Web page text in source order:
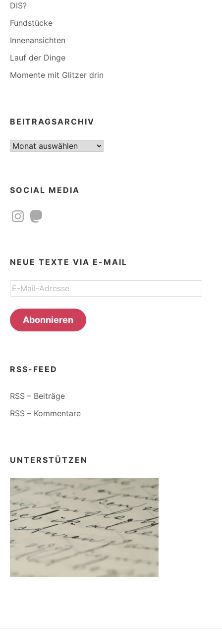
DIS?
Fundstücke
Innenansichten
Lauf der Dinge
Momente mit Glitzer drin
BEITRAGSARCHIV
Beitragsarchiv
SOCIAL MEDIA
InstagramMastodon
NEUE TEXTE VIA E-MAIL
E-
Mail-
Adresse
Abonnieren
RSS-FEED
RSS – Beiträge
RSS – Kommentare
UNTERSTÜTZEN